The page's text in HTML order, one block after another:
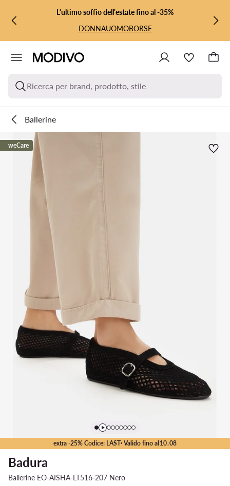
VAI AL CONTENUTO PRINCIPALE
VAI ALLA RICERCAL'ultimo soffio dell'estate fino al -35%
DONNAUOMOBORSE
Ricerca per brand, prodotto, stile
Ballerine
extra -25% Codice: LAST· Valido fino al 10.08
weCare
Badura
Ballerine EO-AISHA-LT516-207 Nero